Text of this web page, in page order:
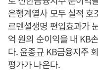
은행계열사 모두 실적
르덴셜생명 편입효과가
억 원의 순이익을 내 KB
다.윤종규KB금융지주
평가가 나온다.